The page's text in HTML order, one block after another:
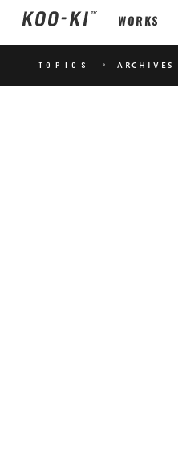
WORKS
TOPICS > ARCHIVES